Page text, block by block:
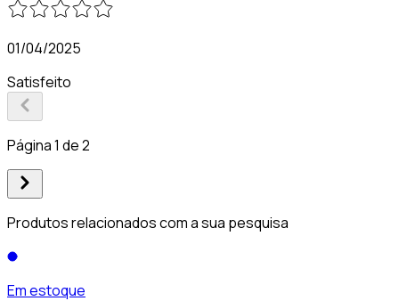
01/04/2025
Satisfeito
Página 1 de 2
Produtos relacionados com a sua pesquisa
Em estoque